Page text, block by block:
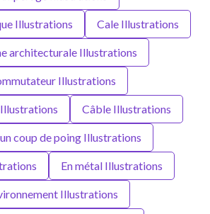
Illustrations Cale Illustrations
architecturale Illustrations
Illustrations
Câble Illustrations
coup de poing Illustrations
En métal Illustrations
Illustrations